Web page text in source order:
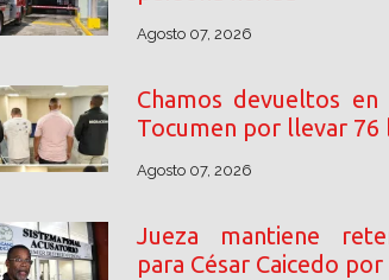
Agosto 07, 2026
Chamos devueltos
Tocumen por llevar 76
Agosto 07, 2026
Jueza mantiene
para César Caicedo